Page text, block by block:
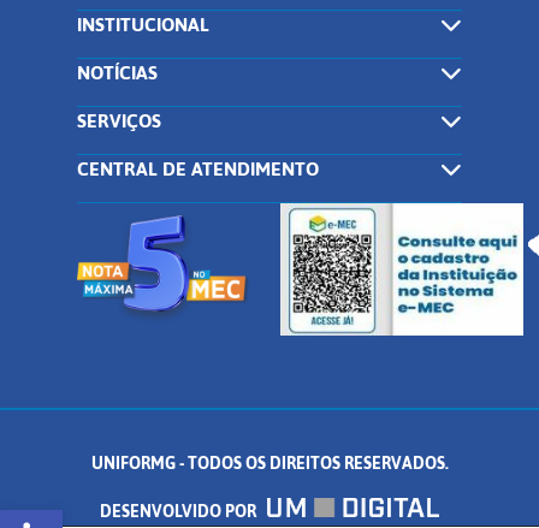
INSTITUCIONAL
NOTÍCIAS
SERVIÇOS
CENTRAL DE ATENDIMENTO
UNIFORMG - TODOS OS DIREITOS RESERVADOS.
DESENVOLVIDO POR